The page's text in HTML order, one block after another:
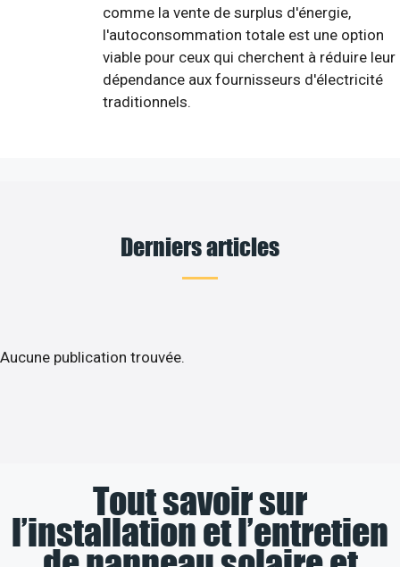
comme la vente de surplus d'énergie,
l'autoconsommation totale est une option
viable pour ceux qui cherchent à réduire leur
dépendance aux fournisseurs d'électricité
traditionnels.
Derniers articles
Aucune publication trouvée.
Tout savoir sur
l’installation et l’entretien